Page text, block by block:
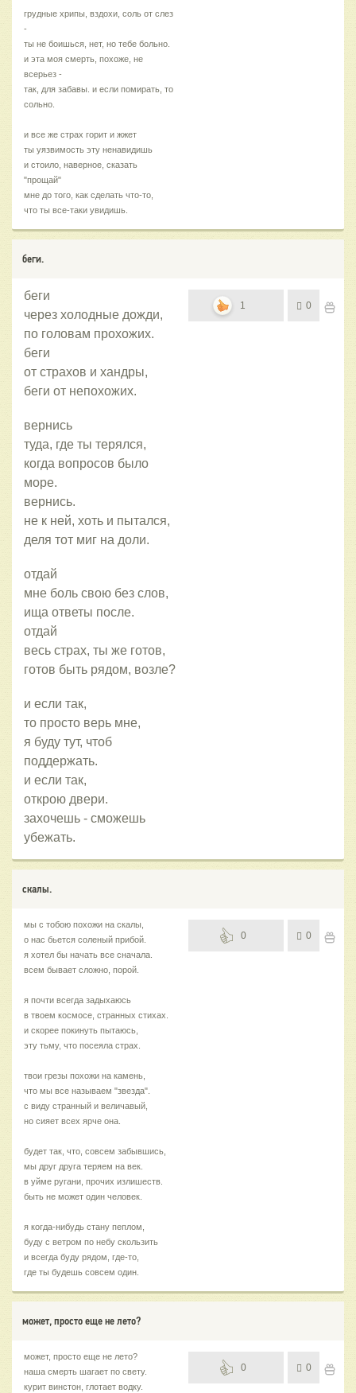
грудные хрипы, вздохи, соль от слез
-
ты не боишься, нет, но тебе больно.
и эта моя смерть, похоже, не
всерьез -
так, для забавы. и если помирать, то
сольно.
и все же страх горит и жжет
ты уязвимость эту ненавидишь
и стоило, наверное, сказать
"прощай"
мне до того, как сделать что-то,
что ты все-таки увидишь.
беги.
беги
через холодные дожди,
по головам прохожих.
беги
от страхов и хандры,
беги от непохожих.
вернись
туда, где ты терялся,
когда вопросов было
море.
вернись.
не к ней, хоть и пытался,
деля тот миг на доли.
отдай
мне боль свою без слов,
ища ответы после.
отдай
весь страх, ты же готов,
готов быть рядом, возле?
и если так,
то просто верь мне,
я буду тут, чтоб
поддержать.
и если так,
открою двери.
захочешь - сможешь
убежать.
1 0
скалы.
мы с тобою похожи на скалы,
о нас бьется соленый прибой.
я хотел бы начать все сначала.
всем бывает сложно, порой.
я почти всегда задыхаюсь
в твоем космосе, странных стихах.
и скорее покинуть пытаюсь,
эту тьму, что посеяла страх.
твои грезы похожи на камень,
что мы все называем "звезда".
с виду странный и величавый,
но сияет всех ярче она.
будет так, что, совсем забывшись,
мы друг друга теряем на век.
в уйме ругани, прочих излишеств.
быть не может один человек.
я когда-нибудь стану пеплом,
буду с ветром по небу скользить
и всегда буду рядом, где-то,
где ты будешь совсем один.
0 0
может, просто еще не лето?
может, просто еще не лето?
наша смерть шагает по свету.
курит винстон, глотает водку.
0 0